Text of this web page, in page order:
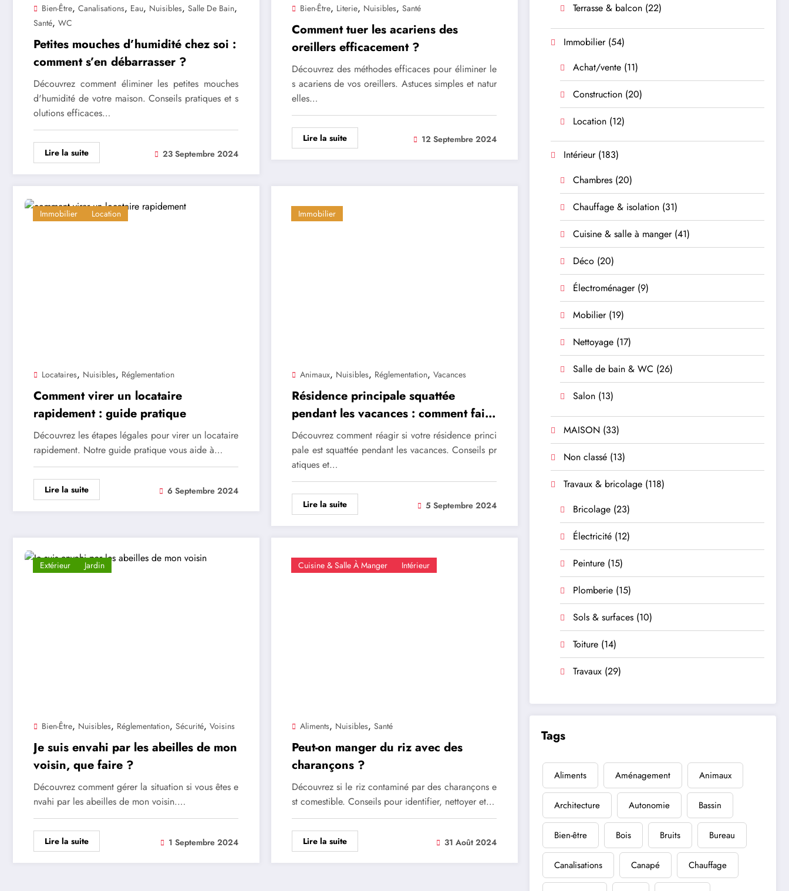
Bien-Être, Canalisations, Eau, Nuisibles, Salle De Bain,
Santé, WC
Petites mouches d’humidité chez soi :
comment s’en débarrasser ?
Découvrez comment éliminer les petites mouches
d'humidité de votre maison. Conseils pratiques et s
olutions efficaces…
Lire la suite 23 Septembre 2024
Bien-Être, Literie, Nuisibles, Santé
Comment tuer les acariens des
oreillers efficacement ?
Découvrez des méthodes efficaces pour éliminer le
s acariens de vos oreillers. Astuces simples et natur
elles…
Lire la suite 12 Septembre 2024
Immobilier Location
Locataires, Nuisibles, Réglementation
Comment virer un locataire
rapidement : guide pratique
Découvrez les étapes légales pour virer un locataire
rapidement. Notre guide pratique vous aide à…
Lire la suite 6 Septembre 2024
Immobilier
Animaux, Nuisibles, Réglementation, Vacances
Résidence principale squattée
pendant les vacances : comment faire
face ?
Découvrez comment réagir si votre résidence princi
pale est squattée pendant les vacances. Conseils pr
atiques et…
Lire la suite 5 Septembre 2024
Extérieur Jardin
Bien-Être, Nuisibles, Réglementation, Sécurité, Voisins
Je suis envahi par les abeilles de mon
voisin, que faire ?
Découvrez comment gérer la situation si vous êtes e
nvahi par les abeilles de mon voisin.…
Lire la suite 1 Septembre 2024
Cuisine & Salle À Manger Intérieur
Aliments, Nuisibles, Santé
Peut-on manger du riz avec des
charançons ?
Découvrez si le riz contaminé par des charançons e
st comestible. Conseils pour identifier, nettoyer et…
Lire la suite 31 Août 2024
Terrasse & balcon (22)
Immobilier(54)
Achat/vente (11)
Construction (20)
Location (12)
Intérieur(183)
Chambres (20)
Chauffage & isolation (31)
Cuisine & salle à manger(41)
Déco (20)
Électroménager(9)
Mobilier(19)
Nettoyage (17)
Salle de bain & WC (26)
Salon (13)
MAISON (33)
Non classé (13)
Travaux & bricolage (118)
Bricolage (23)
Électricité (12)
Peinture (15)
Plomberie (15)
Sols & surfaces (10)
Toiture (14)
Travaux (29)
Tags
Aliments Aménagement Animaux
Architecture Autonomie Bassin
Bien-être Bois Bruits Bureau
Canalisations Canapé Chauffage